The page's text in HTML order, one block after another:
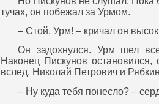
тучах, он побежал за Урмом.
– Стой, Урм! – кричал он
Он задохнулся. Урм шел
Наконец Пискунов
вслед. Николай Петрович и
– Ну куда тебя понесло? –